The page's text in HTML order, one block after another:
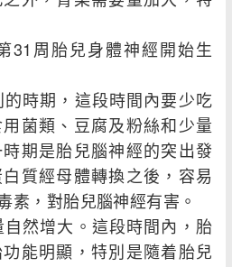
31周胎兒身體神經開始生
時期，這段時間內要少吃
菌類、豆腐及粉絲和少量
期是胎兒腦神經的突出發
質經母體轉換之後，容易
素，對胎兒腦神經有害。
然增大。這段時間內，胎
能明顯，特別是隨着胎兒